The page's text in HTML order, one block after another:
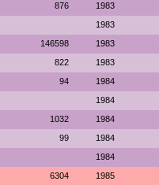
876 1983
1983
146598 1983
822 1983
94 1984
1984
1032 1984
99 1984
1984
6304 1985